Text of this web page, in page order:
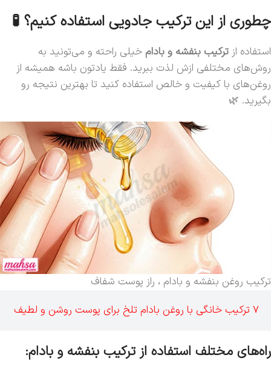
چطوری از این ترکیب جادویی استفاده کنیم؟ 🧪
استفاده از ترکیب بنفشه و بادام خیلی راحته و می‌تونید به
روش‌های مختلفی ازش لذت ببرید. فقط یادتون باشه همیشه از
روغن‌های با کیفیت و خالص استفاده کنید تا بهترین نتیجه رو
بگیرید. 🌿
ترکیب روغن بنفشه و بادام ، راز پوست شفاف
7 ترکیب خانگی با روغن بادام تلخ برای پوست روشن و لطیف
راه‌های مختلف استفاده از ترکیب بنفشه و بادام: